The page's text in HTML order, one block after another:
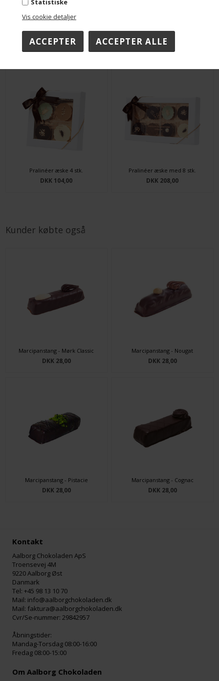
Statistiske
Vis cookie detaljer
Innovativ Marcipanæske 6 stk.
DKK 220,00
Marcipan/dessert æske
DKK 220,00
Pralinéer æske 4 stk.
DKK 104,00
Pralinéer æske med 8 stk.
DKK 208,00
Kunder købte også
Marcipanstang - Mørk Classic
DKK 28,00
Marcipanstang - Nougat
DKK 28,00
Marcipanstang - Pistacie
DKK 28,00
Marcipanstang - Cognac
DKK 28,00
Kontakt
Aalborg Chokoladen ApS
Troensevej 4M
9220 Aalborg Øst
Danmark
Tel: +45 98 13 10 70
Mail: info@aalborgchokoladen.dk
Mail: faktura@aalborgchokoladen.dk
Cvr/Se-nummer: 29842957
Åbningstider:
Mandag-Torsdag 08:00-16:00
Fredag 08:00-15:00
Om Aalborg Chokoladen